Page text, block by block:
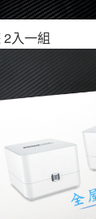
入一組